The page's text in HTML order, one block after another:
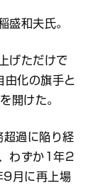
盛和夫氏。
げただけで
由化の旗手と
開けた。
過に陥り経
わずか1年2
9月に再上場